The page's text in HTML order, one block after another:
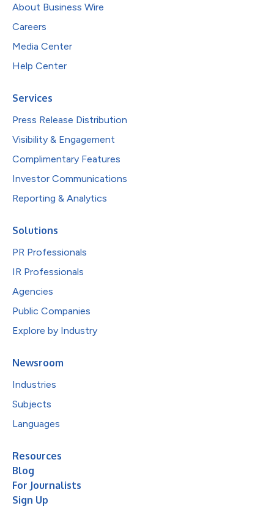
About Business Wire
Careers
Media Center
Help Center
Services
Press Release Distribution
Visibility & Engagement
Complimentary Features
Investor Communications
Reporting & Analytics
Solutions
PR Professionals
IR Professionals
Agencies
Public Companies
Explore by Industry
Newsroom
Industries
Subjects
Languages
Resources
Blog
For Journalists
Sign Up